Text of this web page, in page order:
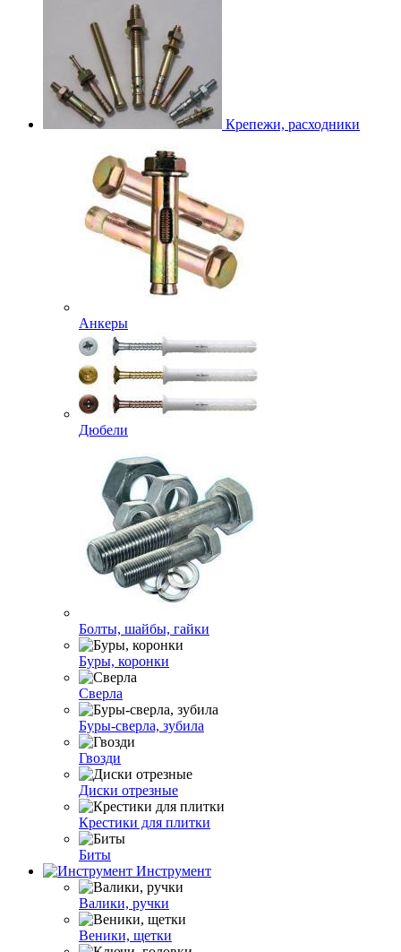
Крепежи, расходники
Анкеры
Дюбели
Болты, шайбы, гайки
Буры, коронки
Сверла
Буры-сверла, зубила
Гвозди
Диски отрезные
Крестики для плитки
Биты
Инструмент
Валики, ручки
Веники, щетки